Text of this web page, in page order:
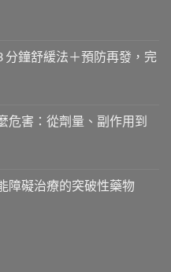
分鐘舒緩法＋預防再發，完
危害：從劑量、副作用到
障礙治療的突破性藥物